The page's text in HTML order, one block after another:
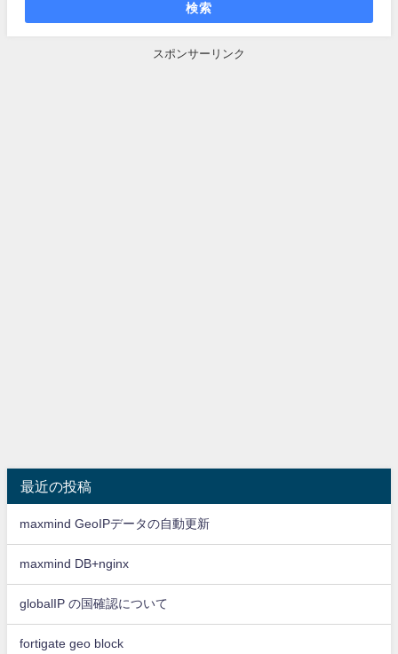
検索
スポンサーリンク
最近の投稿
maxmind GeoIPデータの自動更新
maxmind DB+nginx
globalIP の国確認について
fortigate geo block